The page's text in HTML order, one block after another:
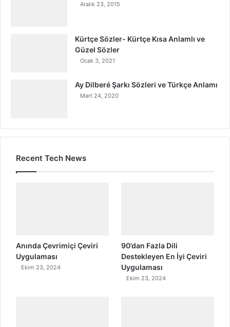
Aralık 23, 2015
Kürtçe Sözler- Kürtçe Kısa Anlamlı ve
Güzel Sözler
Ocak 3, 2021
Ay Dilberé Şarkı Sözleri ve Türkçe Anlamı
Mart 24, 2020
Recent Tech News
Anında Çevrimiçi Çeviri
Uygulaması
Ekim 23, 2024
90’dan Fazla Dili
Destekleyen En İyi Çeviri
Uygulaması
Ekim 23, 2024